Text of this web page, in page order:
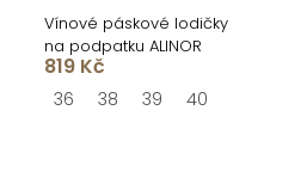
Vínové páskové lodičky
na podpatku ALINOR
819 Kč
36 38 39 40